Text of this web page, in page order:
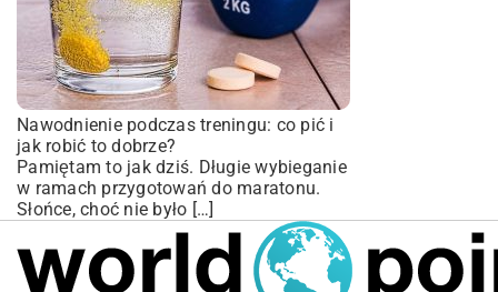
Nawodnienie podczas treningu: co pić i
jak robić to dobrze?
Pamiętam to jak dziś. Długie wybieganie
w ramach przygotowań do maratonu.
Słońce, choć nie było […]